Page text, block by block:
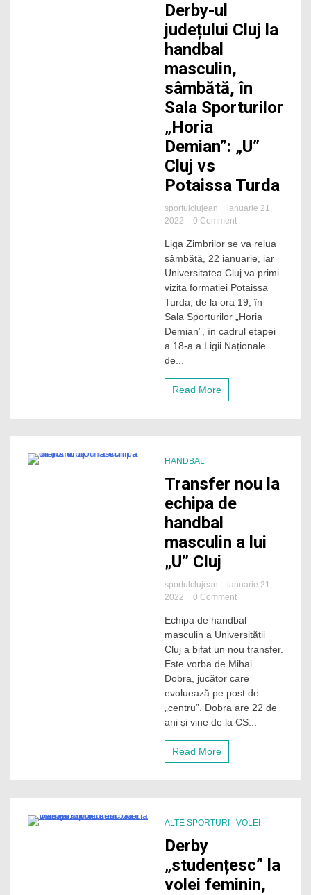
Derby-ul
județului Cluj la
handbal
masculin,
sâmbătă, în
Sala Sporturilor
„Horia
Demian”: „U”
Cluj vs
Potaissa Turda
sportulclujean
ianuarie 21,
2022
0 Commenton
ul
județului
Cluj
la
masculin,
sâmbătă,
în
Sala
Liga Zimbrilor se va relua
sâmbătă, 22 ianuarie, iar
Universitatea Cluj va primi
vizita formației Potaissa
Turda, de la ora 19, în
Sala Sporturilor „Horia
Demian”, în cadrul etapei
a 18-a a Ligii Naționale
de...
Read More
HANDBAL
Transfer nou la
echipa de
handbal
masculin a lui
„U” Cluj
sportulclujean
ianuarie 21,
2022
0 Commenton
nou
la
echipa
de
masculin
a
lui
„U”
Echipa de handbal
masculin a Universității
Cluj a bifat un nou transfer.
Este vorba de Mihai
Dobra, jucător care
evoluează pe post de
„centru”. Dobra are 22 de
ani și vine de la CS...
Read More
ALTE SPORTURI VOLEI
Derby
„studențesc” la
volei feminin,